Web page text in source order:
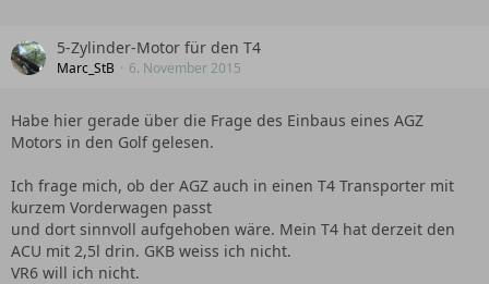
5-Zylinder-Motor für den T4
Marc_StB 6. November 2015
Habe hier gerade über die Frage des Einbaus eines AGZ
Motors in den Golf gelesen.
Ich frage mich, ob der AGZ auch in einen T4 Transporter mit
kurzem Vorderwagen passt
und dort sinnvoll aufgehoben wäre. Mein T4 hat derzeit den
ACU mit 2,5l drin. GKB weiss ich nicht.
VR6 will ich nicht.